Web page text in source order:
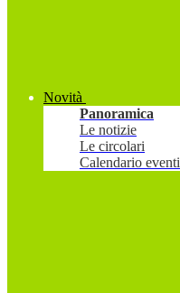
Novità
Panoramica
Le notizie
Le circolari
Calendario eventi